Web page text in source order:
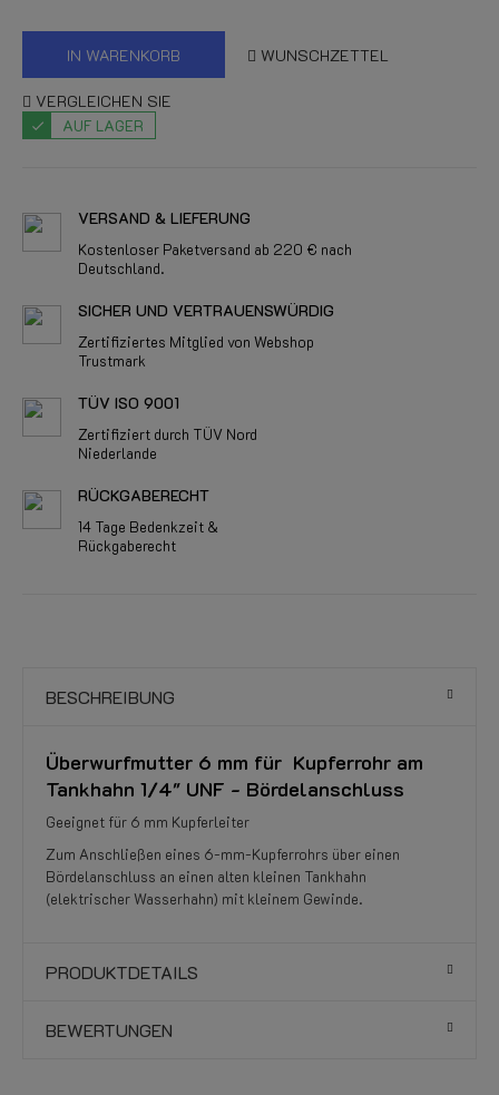
IN WARENKORB WUNSCHZETTEL
VERGLEICHEN SIE
AUF LAGER
VERSAND & LIEFERUNG
Kostenloser Paketversand ab 220 € nach
Deutschland.
SICHER UND VERTRAUENSWÜRDIG
Zertifiziertes Mitglied von Webshop
Trustmark
TÜV ISO 9001
Zertifiziert durch TÜV Nord
Niederlande
RÜCKGABERECHT
14 Tage Bedenkzeit &
Rückgaberecht
BESCHREIBUNG
Überwurfmutter 6 mm für Kupferrohr am
Tankhahn 1/4" UNF - Bördelanschluss
Geeignet für 6 mm Kupferleiter
Zum Anschließen eines 6-mm-Kupferrohrs über einen
Bördelanschluss an einen alten kleinen Tankhahn
(elektrischer Wasserhahn) mit kleinem Gewinde.
PRODUKTDETAILS
BEWERTUNGEN